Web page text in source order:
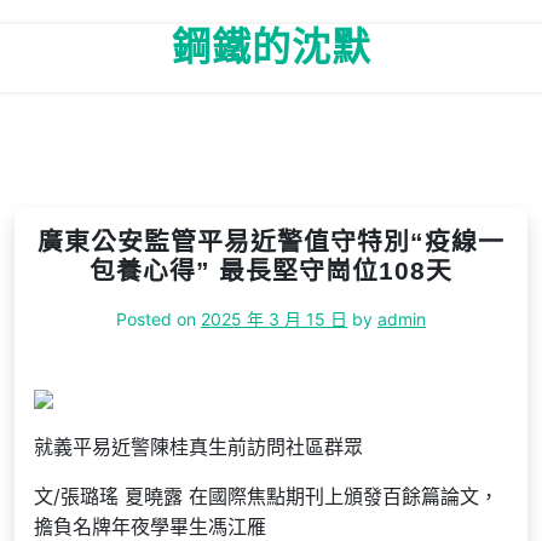
鋼鐵的沈默
廣東公安監管平易近警值守特別“疫線一
包養心得” 最長堅守崗位108天
Posted on 2025 年 3 月 15 日 by admin
就義平易近警陳桂真生前訪問社區群眾
文/張璐瑤 夏曉露 在國際焦點期刊上頒發百餘篇論文，
擔負名牌年夜學畢生馮江雁